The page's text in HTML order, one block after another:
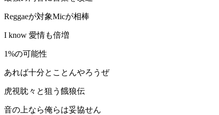
Reggaeが対象Micが相棒
I know 愛情も倍増
1%の可能性
あれば十分とことんやろうぜ
虎視眈々と狙う餓狼伝
音の上なら俺らは妥協せん